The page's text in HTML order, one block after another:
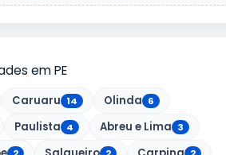
em PE
Caruaru 14 Olinda 6
Paulista 4 Abreu e Lima 3